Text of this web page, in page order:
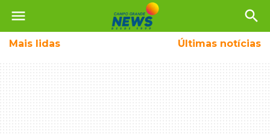
menu search
Mais lidas Últimas notícias